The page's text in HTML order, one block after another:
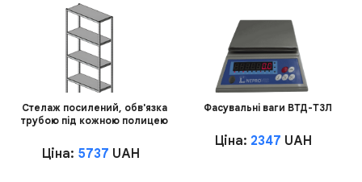
Стелаж посилений, обв'язка
трубою під кожною полицею
Ціна: 5737 UAH
Фасувальні ваги ВТД-Т3Л
Ціна: 2347 UAH